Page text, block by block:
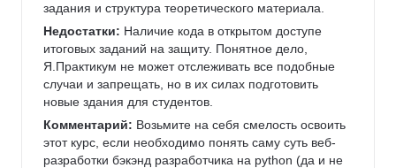
задания и структура теоретического материала.
Недостатки: Наличие кода в открытом доступе
итоговых заданий на защиту. Понятное дело,
Я.Практикум не может отслеживать все подобные
случаи и запрещать, но в их силах подготовить
новые здания для студентов.
Комментарий: Возьмите на себя смелость освоить
этот курс, если необходимо понять саму суть веб-
разработки бэкэнд разработчика на python (да и не